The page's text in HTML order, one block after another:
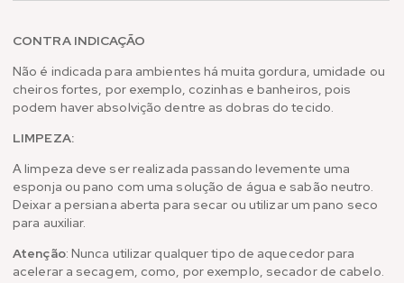
CONTRA INDICAÇÃO
Não é indicada para ambientes há muita gordura, umidade ou
cheiros fortes, por exemplo, cozinhas e banheiros, pois
podem haver absolvição dentre as dobras do tecido.
LIMPEZA:
A limpeza deve ser realizada passando levemente uma
esponja ou pano com uma solução de água e sabão neutro.
Deixar a persiana aberta para secar ou utilizar um pano seco
para auxiliar.
Atenção: Nunca utilizar qualquer tipo de aquecedor para
acelerar a secagem, como, por exemplo, secador de cabelo.